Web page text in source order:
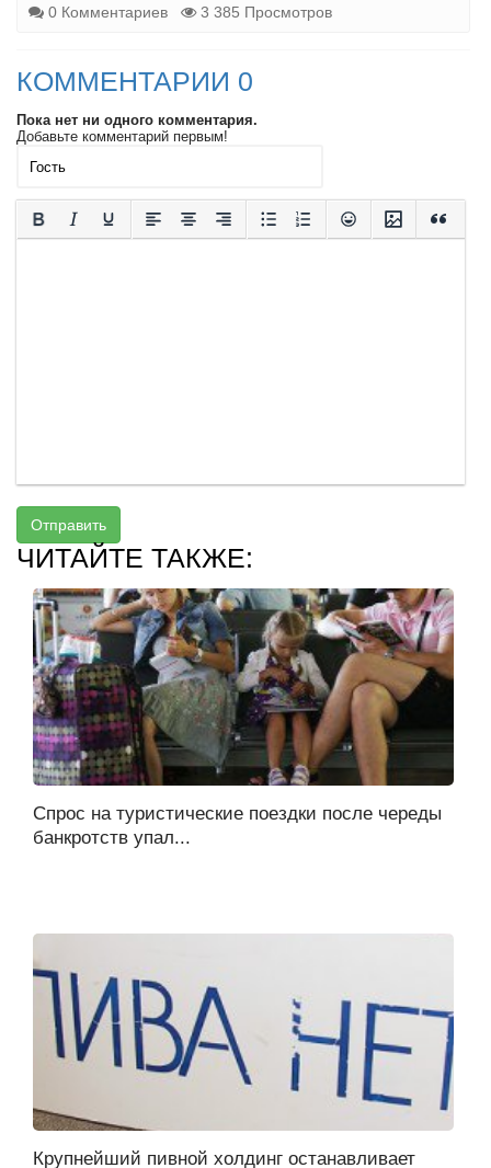
0 Комментариев
3 385 Просмотров
КОММЕНТАРИИ 0
Пока нет ни одного комментария.
Добавьте комментарий первым!
Отправить
ЧИТАЙТЕ ТАКЖЕ:
Спрос на туристические поездки после череды
банкротств упал...
Крупнейший пивной холдинг останавливает